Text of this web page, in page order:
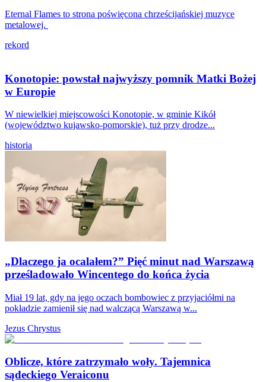
Eternal Flames to strona poświęcona chrześcijańskiej muzyce
metalowej.
rekord
Konotopie: powstał najwyższy pomnik Matki Bożej
w Europie
W niewielkiej miejscowości Konotopie, w gminie Kikół
(województwo kujawsko-pomorskie), tuż przy drodze...
historia
„Dlaczego ja ocalałem?” Pięć minut nad Warszawą
prześladowało Wincentego do końca życia
Miał 19 lat, gdy na jego oczach bombowiec z przyjaciółmi na
pokładzie zamienił się nad walczącą Warszawą w...
Jezus Chrystus
Oblicze, które zatrzymało woły. Tajemnica
sądeckiego Veraiconu